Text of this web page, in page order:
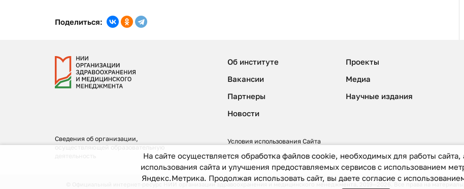
Поделиться:
Сведения об организации,
осуществляющей образовательную
Об институте
Вакансии
Партнеры
Новости
Проекты
Медиа
Научные издания
Условия использования Сайта
Политика обработки персональных данных
© Официальный интернет-ресурс НИИ организации здравоохранения и медицинского менеджмента, 2019—2026. Все права на материалы,
На сайте осуществляется обработка файлов cookie, необходимых для работы сайта,
использования сайта и улучшения предоставляемых сервисов с использованием
Яндекс.Метрика. Продолжая использовать сайт, вы даете согласие с